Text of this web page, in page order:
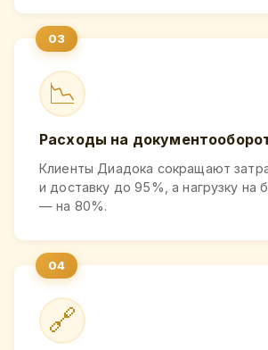
📉
Расходы на
Клиенты Диадока сокращают
и доставку до 95%, а нагрузку на
— на 80%.
🔗